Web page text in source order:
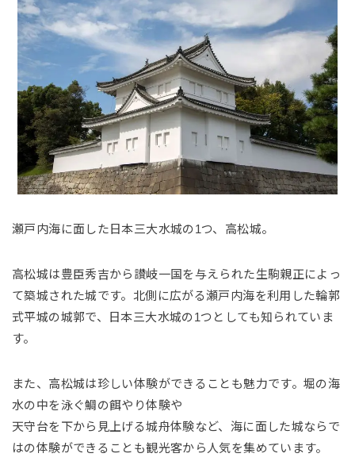
瀬戸内海に面した日本三大水城の1つ、高松城。
高松城は豊臣秀吉から讃岐一国を与えられた生駒親正によっ
て築城された城です。北側に広がる瀬戸内海を利用した輪郭
式平城の城郭で、日本三大水城の1つとしても知られていま
す。
また、高松城は珍しい体験ができることも魅力です。堀の海
水の中を泳ぐ鯛の餌やり体験や
天守台を下から見上げる城舟体験など、海に面した城ならで
はの体験ができることも観光客から人気を集めています。